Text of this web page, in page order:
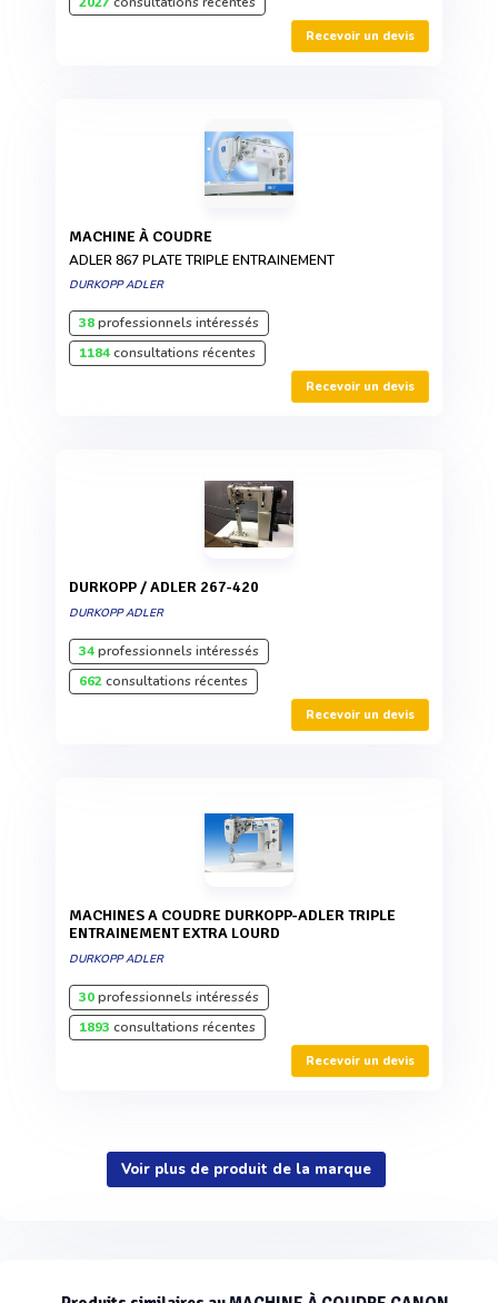
Recevoir un devis
MACHINE À COUDRE
ADLER 867 PLATE TRIPLE ENTRAINEMENT
DURKOPP ADLER
38professionnels intéressés
1184consultations récentes
Recevoir un devis
DURKOPP / ADLER 267-420
DURKOPP ADLER
34professionnels intéressés
662consultations récentes
Recevoir un devis
MACHINES A COUDRE DURKOPP-ADLER TRIPLE
ENTRAINEMENT EXTRA LOURD
DURKOPP ADLER
30professionnels intéressés
1893 consultations récentes
Recevoir un devis
Voir plus de produit de la marque